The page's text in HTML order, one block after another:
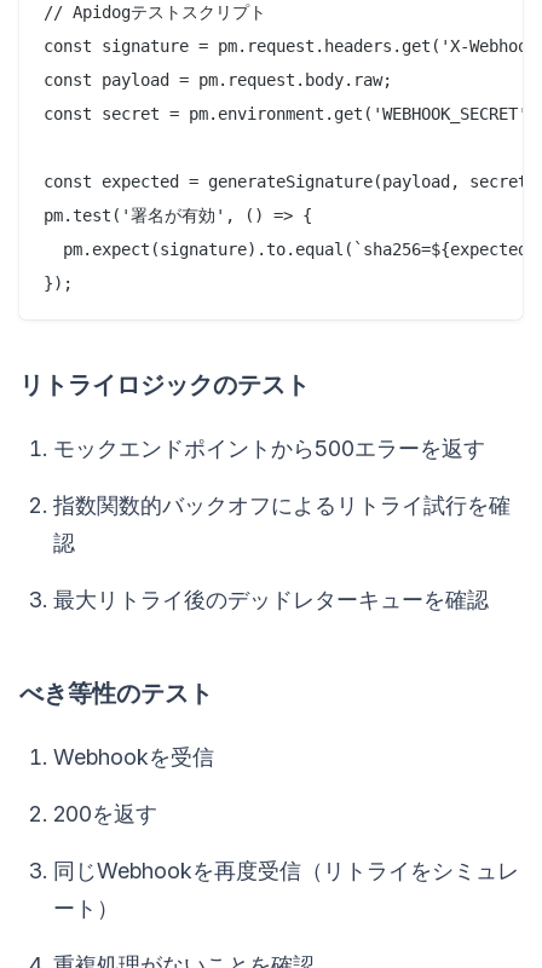
// Apidogテストスクリプト
const signature = pm.request.headers.get('X-
const payload = pm.request.body.raw;
const secret =
const expected = generateSignature(payload,
pm.test('署名が有効', () => {
リトライロジックのテスト
モックエンドポイントから500エラーを返す
指数関数的バックオフによるリトライ試行を確
認
最大リトライ後のデッドレターキューを確認
べき等性のテスト
Webhookを受信
200を返す
同じWebhookを再度受信（リトライをシミュレ
ート）